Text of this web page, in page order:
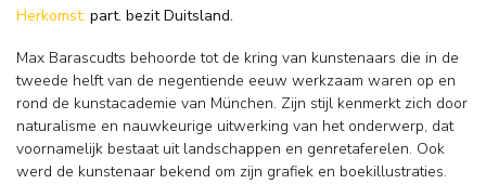
Herkomst: part. bezit Duitsland.
Max Barascudts behoorde tot de kring van kunstenaars die in de
tweede helft van de negentiende eeuw werkzaam waren op en
rond de kunstacademie van München. Zijn stijl kenmerkt zich door
naturalisme en nauwkeurige uitwerking van het onderwerp, dat
voornamelijk bestaat uit landschappen en genretaferelen. Ook
werd de kunstenaar bekend om zijn grafiek en boekillustraties.